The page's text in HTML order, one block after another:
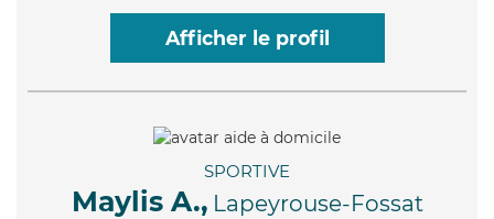
Afficher le profil
SPORTIVE
Maylis A., Lapeyrouse-Fossat